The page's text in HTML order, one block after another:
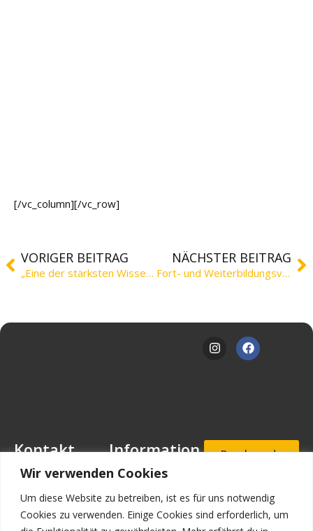
Wir verwenden Cookies
Um diese Website zu betreiben, ist es für uns notwendig
Cookies zu verwenden. Einige Cookies sind erforderlich, um
[/vc_column][/vc_row]
VORIGER BEITRAG
„Eine der stärksten Wissenschaftsregionen Europas“
NÄCHSTER BEITRAG
Fort- und Weiterbildungsverzeichnis 2016
Kontakt
Mansfeld-
Löbbecke-Stiftung
Geschäftsstelle
Mascheroder
Straße 11
Information
Downloads
Stellenangebote
Impressum
Beschwerde
Aufnahmea
nfrage